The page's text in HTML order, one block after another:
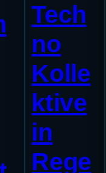
Tech
no
Kolle
ktive
in
Rege